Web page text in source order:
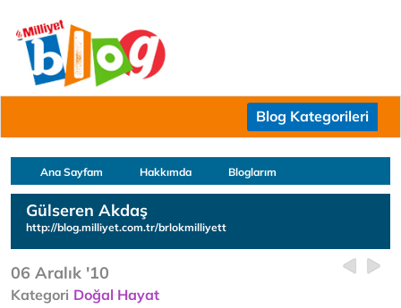
Blog Kategorileri
Ana Sayfam Hakkımda Bloglarım
Gülseren Akdaş
http://blog.milliyet.com.tr/brlokmilliyett
06 Aralık '10
Kategori Doğal Hayat